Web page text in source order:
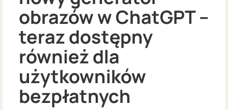
obrazów w ChatGPT –
teraz dostępny
również dla
użytkowników
bezpłatnych